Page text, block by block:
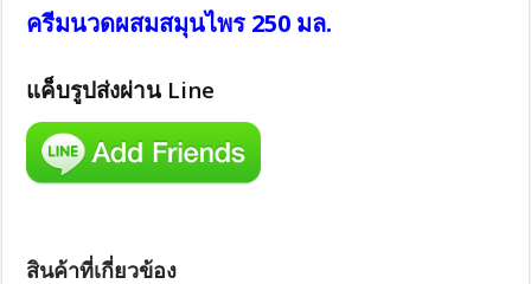
ครีมนวดผสมสมุนไพร 250 มล.
แค็บรูปส่งผ่าน Line
สินค้าที่เกี่ยวข้อง